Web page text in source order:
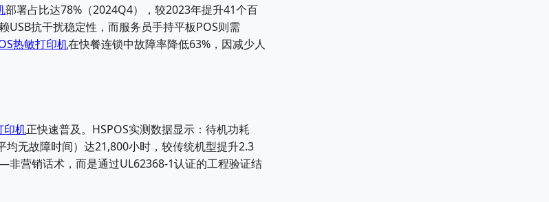
部署占比达78%（2024Q4），较2023年提升41个百
抗干扰稳定性，而服务员手持平板POS则需
热敏打印机在快餐连锁中故障率降低63%，因减少人
印机正快速普及。HSPOS实测数据显示：待机功耗
无故障时间）达21,800小时，较传统机型提升2.3
营销话术，而是通过UL62368-1认证的工程验证结